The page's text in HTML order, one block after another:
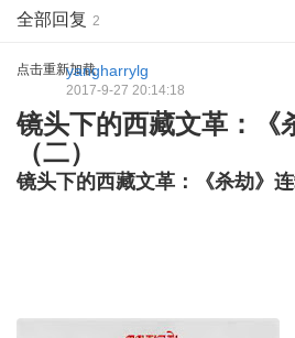
全部回复 2
点击重新加载yangharrylg
2017-9-27 20:14:18
镜头下的西藏文革：《
（二）
镜头下的西藏文革：《杀劫》连